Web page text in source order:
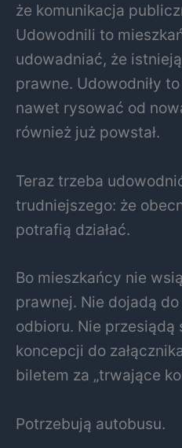
że komunikacja
Udowodnili to
udowadniać, że
prawne. Udowodniły
nawet rysować od
również już powstał.
Teraz trzeba
trudniejszego: że
potrafią działać.
Bo mieszkańcy nie
prawnej. Nie dojadą
odbioru. Nie przesiądą
koncepcji do
biletem za „trwające
Potrzebują autobusu.